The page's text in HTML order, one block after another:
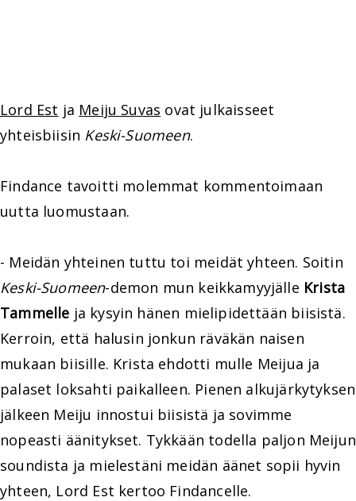
Lord Est ja Meiju Suvas ovat julkaisseet
yhteisbiisin Keski-Suomeen.
Findance tavoitti molemmat kommentoimaan
uutta luomustaan.
- Meidän yhteinen tuttu toi meidät yhteen. Soitin
Keski-Suomeen-demon mun keikkamyyjälle Krista
Tammelle ja kysyin hänen mielipidettään biisistä.
Kerroin, että halusin jonkun räväkän naisen
mukaan biisille. Krista ehdotti mulle Meijua ja
palaset loksahti paikalleen. Pienen alkujärkytyksen
jälkeen Meiju innostui biisistä ja sovimme
nopeasti äänitykset. Tykkään todella paljon Meijun
soundista ja mielestäni meidän äänet sopii hyvin
yhteen, Lord Est kertoo Findancelle.